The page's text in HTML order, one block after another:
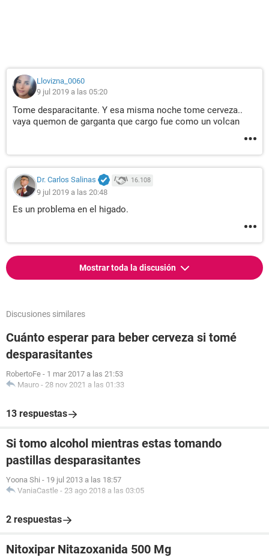
Llovizna_0060
9 jul 2019 a las 05:20
Tome desparacitante. Y esa misma noche tome cerveza..
vaya quemon de garganta que cargo fue como un volcan
Dr. Carlos Salinas 16.108
9 jul 2019 a las 20:48
Es un problema en el higado.
Mostrar toda la discusión
Discusiones similares
Cuánto esperar para beber cerveza si tomé
desparasitantes
RobertoFe - 1 mar 2017 a las 21:53
Mauro - 28 nov 2021 a las 01:33
13 respuestas
Si tomo alcohol mientras estas tomando
pastillas desparasitantes
Yoona Shi - 19 jul 2013 a las 18:57
VaniaCastle - 23 ago 2018 a las 03:05
2 respuestas
Nitoxipar Nitazoxanida 500 Mg